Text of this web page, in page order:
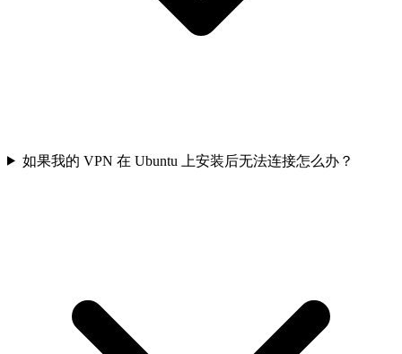
如果我的 VPN 在 Ubuntu 上安装后无法连接怎么办？